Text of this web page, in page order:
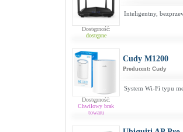
Dostępność:
dostępne
Inteligentny,
Dostępność:
Chwilowy brak
towaru
Cudy M1200
Producent: Cudy
System Wi-Fi typu